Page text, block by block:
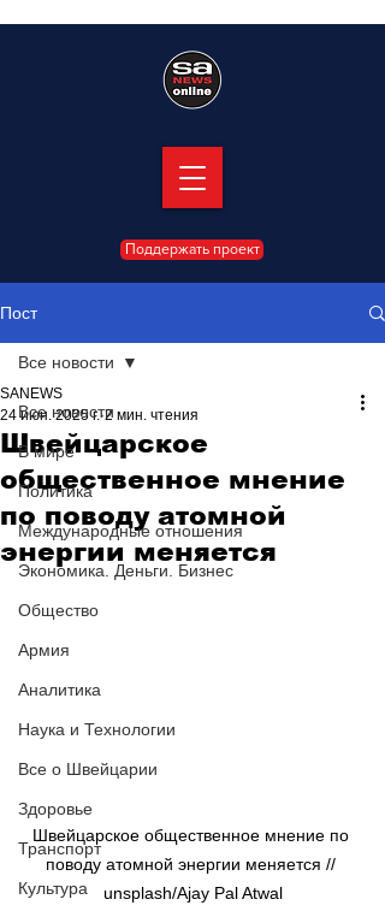
Поддержать проект
Пост
Все новости
В мире
Политика
Международные отношения
Экономика. Деньги. Бизнес
Общество
Армия
Аналитика
Наука и Технологии
Все о Швейцарии
Здоровье
Транспорт
Культура
Все новости
Швейцарское
общественное мнение
по поводу атомной
энергии меняется
SANEWS
24 июн. 2025 г. 2 мин. чтения
Швейцарское общественное мнение по
поводу атомной энергии меняется //
unsplash/Ajay Pal Atwal